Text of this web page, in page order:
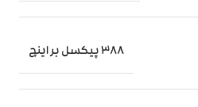
388 پیکسل بر اینچ